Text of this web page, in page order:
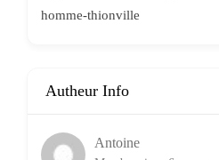
homme-thionville
Autheur Info
Antoine